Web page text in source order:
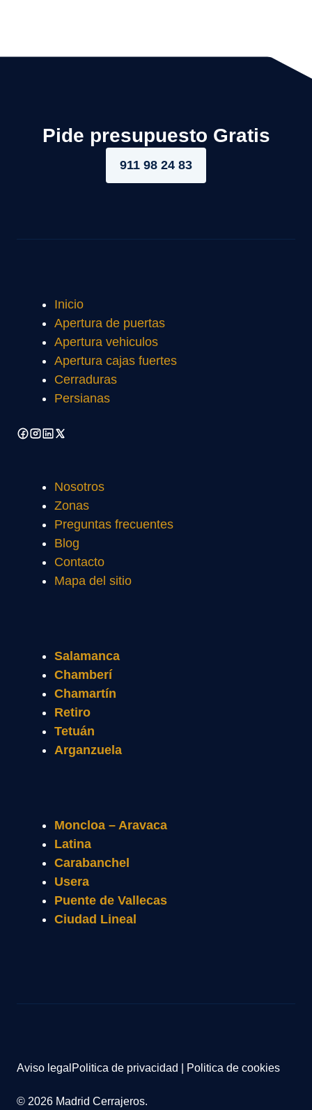
Pide presupuesto Gratis
911 98 24 83
Inicio
Apertura de puertas
Apertura vehiculos
Apertura cajas fuertes
Cerraduras
Persianas
Nosotros
Zonas
Preguntas frecuentes
Blog
Contacto
Mapa del sitio
Salamanca
Chamberí
Chamartín
Retiro
Tetuán
Arganzuela
Moncloa – Aravaca
Latina
Carabanchel
Usera
Puente de Vallecas
Ciudad Lineal
© 2026 Madrid Cerrajeros.
Aviso legal Politica de privacidad Politica de cookies